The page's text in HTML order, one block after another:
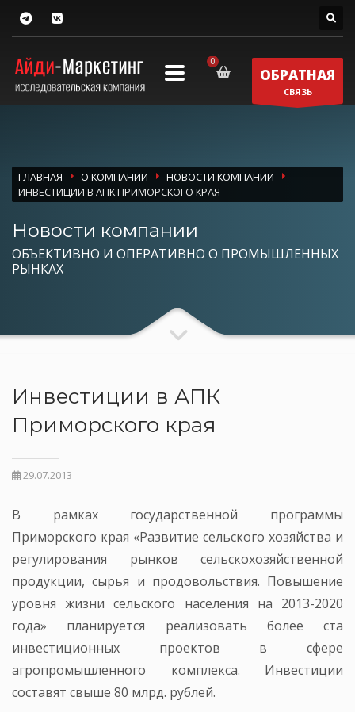
ОБРАТНАЯ
СВЯЗЬ
ГЛАВНАЯ О КОМПАНИИ
НОВОСТИ КОМПАНИИ
ИНВЕСТИЦИИ В АПК ПРИМОРСКОГО КРАЯ
Новости компании
ОБЪЕКТИВНО И ОПЕРАТИВНО О ПРОМЫШЛЕННЫХ
РЫНКАХ
Инвестиции в АПК
Приморского края
29.07.2013
В рамках государственной программы
Приморского края «Развитие сельского хозяйства и
регулирования рынков сельскохозяйственной
продукции, сырья и продовольствия. Повышение
уровня жизни сельского населения на 2013-2020
года» планируется реализовать более ста
инвестиционных проектов в сфере
агропромышленного комплекса. Инвестиции
составят свыше 80 млрд. рублей.